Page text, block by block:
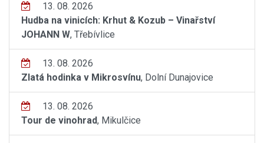
13. 08. 2026
Hudba na vinicích: Krhut & Kozub – Vinařství
JOHANN W, Třebívlice
13. 08. 2026
Zlatá hodinka v Mikrosvínu, Dolní Dunajovice
13. 08. 2026
Tour de vinohrad, Mikulčice